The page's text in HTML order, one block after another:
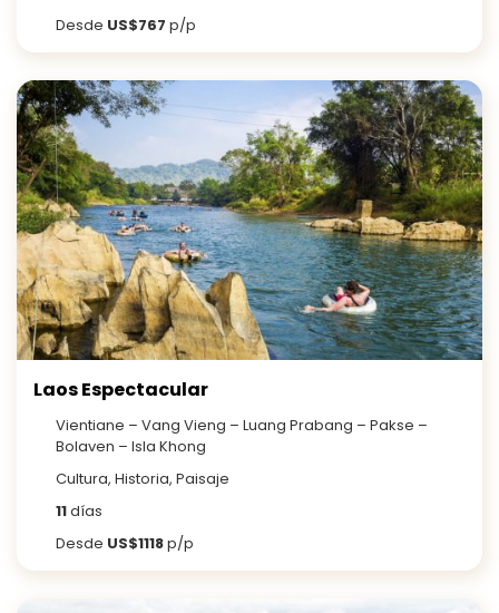
Desde US$767 p/p
Laos Espectacular
Vientiane – Vang Vieng – Luang Prabang – Pakse –
Bolaven – Isla Khong
Cultura, Historia, Paisaje
11días
Desde US$1118p/p